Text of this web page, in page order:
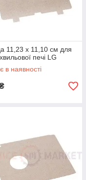
11,23 x 11,10 см для
печі LG
в наявності